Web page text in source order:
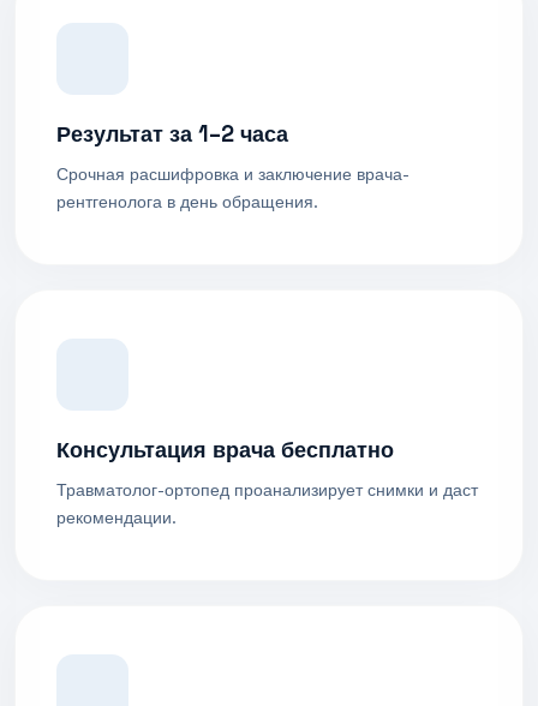
Результат за 1–2 часа
Срочная расшифровка и заключение врача-
рентгенолога в день обращения.
Консультация врача бесплатно
Травматолог-ортопед проанализирует снимки и даст
рекомендации.